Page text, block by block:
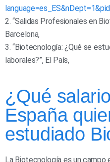
2. “Salidas Profesionales en
Barcelona,
3. “Biotecnología: ¿Qué se
laborales?”, El País,
¿Qué
España
estudiado
La Biotecnología es un